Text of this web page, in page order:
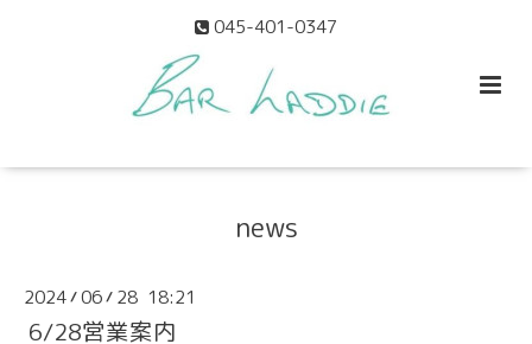
045-401-0347
news
2024/06/ 28 18:21
6/28営業案内